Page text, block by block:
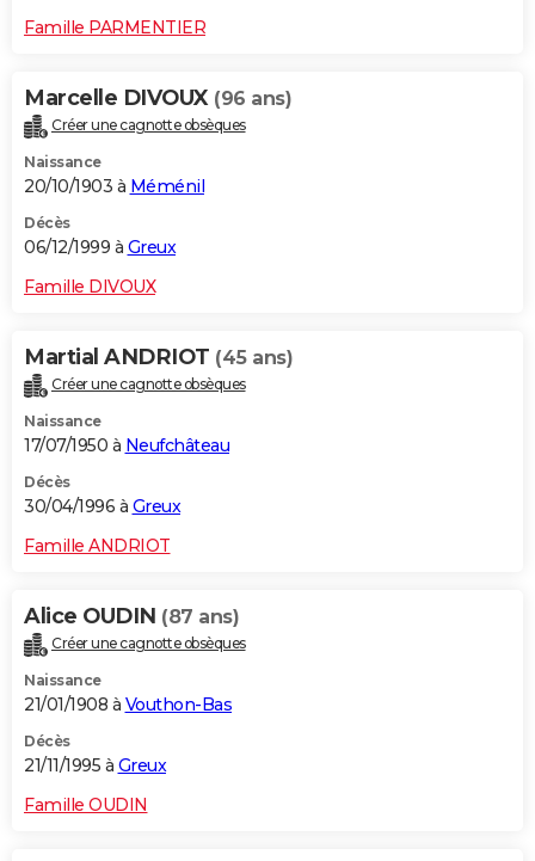
Famille PARMENTIER
Marcelle DIVOUX (96 ans)
Créer une cagnotte obsèques
Naissance
20/10/1903 à Méménil
Décès
06/12/1999 à Greux
Famille DIVOUX
Martial ANDRIOT (45 ans)
Créer une cagnotte obsèques
Naissance
17/07/1950 à Neufchâteau
Décès
30/04/1996 à Greux
Famille ANDRIOT
Alice OUDIN (87 ans)
Créer une cagnotte obsèques
Naissance
21/01/1908 à Vouthon-Bas
Décès
21/11/1995 à Greux
Famille OUDIN